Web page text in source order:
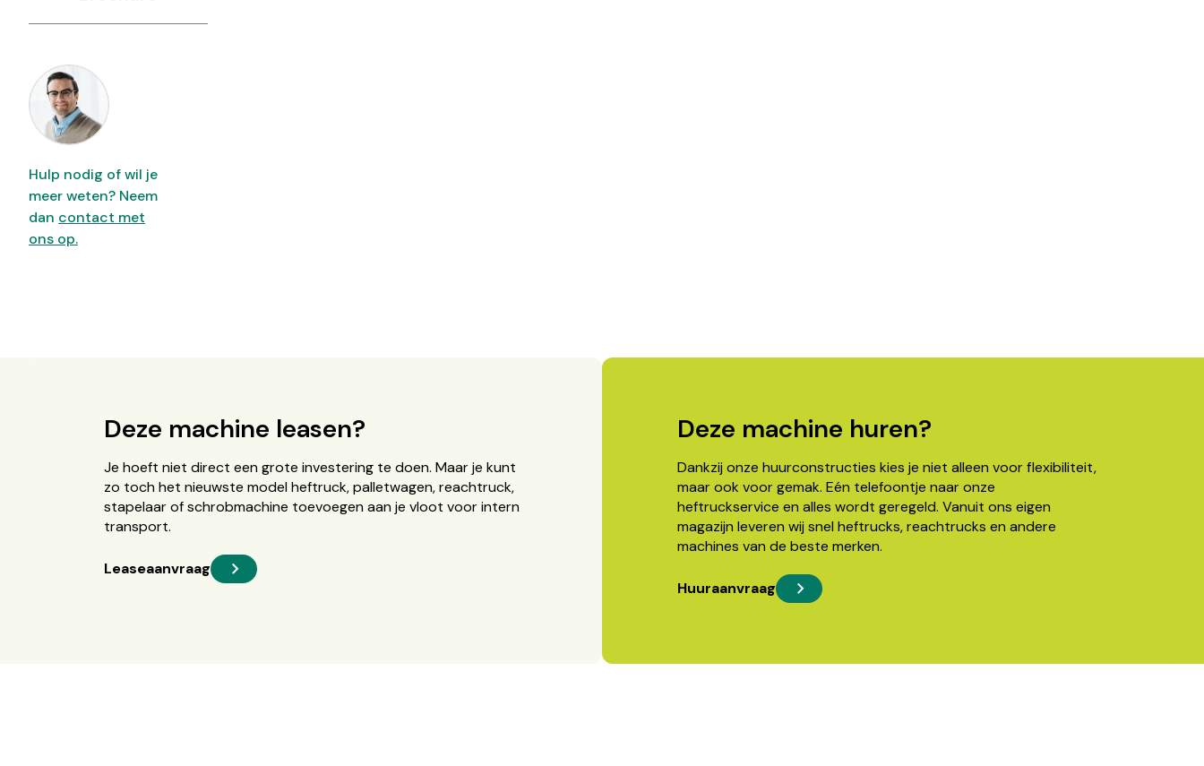
Hulp nodig of wil je
meer weten? Neem
dan contact met
ons op.
Deze machine leasen?
Je hoeft niet direct een grote investering te doen. Maar je kunt
zo toch het nieuwste model heftruck, palletwagen, reachtruck,
stapelaar of schrobmachine toevoegen aan je vloot voor intern
transport.
Leaseaanvraag
Deze machine huren?
Dankzij onze huurconstructies kies je niet alleen voor flexibiliteit,
maar ook voor gemak. Eén telefoontje naar onze
heftruckservice en alles wordt geregeld. Vanuit ons eigen
magazijn leveren wij snel heftrucks, reachtrucks en andere
machines van de beste merken.
Huuraanvraag